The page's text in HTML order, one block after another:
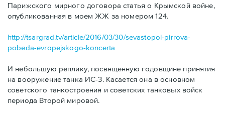
Парижского мирного договора статья о Крымской войне,
опубликованная в моем ЖЖ за номером 124.
http://tsargrad.tv/article/2016/03/30/sevastopol-pirrova-
pobeda-evropejskogo-koncerta
И небольшую реплику, посвященную годовщине принятия
на вооружение танка ИС-3. Касается она в основном
советского танкостроения и советских танковых войск
периода Второй мировой.